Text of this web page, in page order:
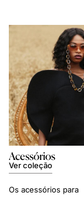
Acessórios
Ver coleção
Os acessórios para